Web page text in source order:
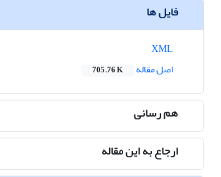
فایل ها
اصل مقاله
705.76 K
هم رسانی
ارجاع به این مقاله